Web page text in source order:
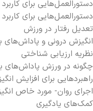
دستورالعمل‌هایی برای
دستورالعمل‌هایی برای کاربرد
تعدیل رفتار در ورزش
انگیزش درونی و پاداش‌های
نظریه ارزیابی شناختی
چگونه در ورزش پاداش‌های
راهبردهایی برای افزایش
اجرای روان- مورد خاص
کمک‌های یادگیری